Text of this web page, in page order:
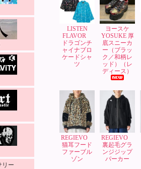
リー
LISTEN
FLAVOR
ドラゴンチ
ャイナブロ
ケードシャ
ツ
ヨースケ
YOSUKE 厚
底スニーカ
ー（ブラッ
ク／和柄レ
ッド）（レ
ディース）
REGIEVO
猫耳フード
ファーブル
ゾン
REGIEVO
裏起毛グラ
ンジジップ
パーカー